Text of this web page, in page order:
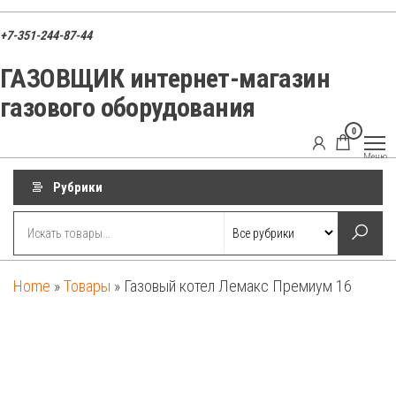
Перейти
к+7-351-244-87-44
ГАЗОВЩИК интернет-магазин
газового оборудования
оборудование
отопления
0
Меню
Рубрики
Home »Товары » Газовый котел Лемакс Премиум 16